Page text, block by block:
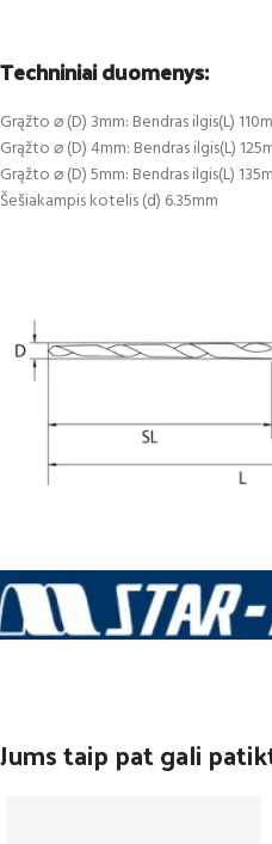
Techniniai duomenys:
Grąžto ⌀ (D) 3mm: Bendras ilgis(L)
Grąžto ⌀ (D) 4mm: Bendras ilgis(L)
Grąžto ⌀ (D) 5mm: Bendras ilgis(L)
Šešiakampis kotelis (d) 6.35mm
Jums taip pat gali